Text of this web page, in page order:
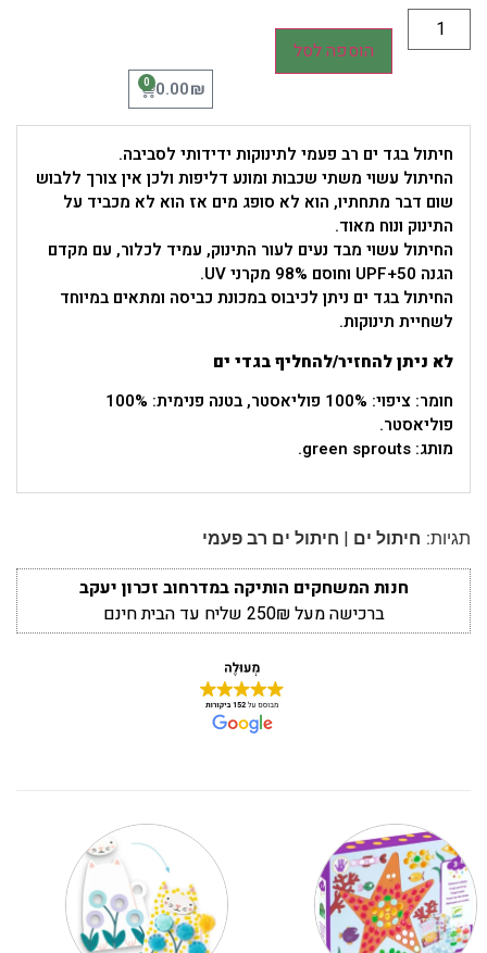
הוספה לסל
0.00₪
0
חיתול בגד ים רב פעמי לתינוקות ידידותי לסביבה.
החיתול עשוי משתי שכבות ומונע דליפות ולכן אין צורך ללבוש
שום דבר מתחתיו, הוא לא סופג מים אז הוא לא מכביד על
התינוק ונוח מאוד.
החיתול עשוי מבד נעים לעור התינוק, עמיד לכלור, עם מקדם
הגנה UPF+50 וחוסם 98% מקרני UV.
החיתול בגד ים ניתן לכיבוס במכונת כביסה ומתאים במיוחד
לשחיית תינוקות.
לא ניתן להחזיר/להחליף בגדי ים
חומר: ציפוי: 100% פוליאסטר, בטנה פנימית: 100%
פוליאסטר.
מותג: green sprouts.
תגיות: חיתול ים | חיתול ים רב פעמי
חנות המשחקים הותיקה במדרחוב זכרון יעקב
ברכישה מעל 250₪ שליח עד הבית חינם